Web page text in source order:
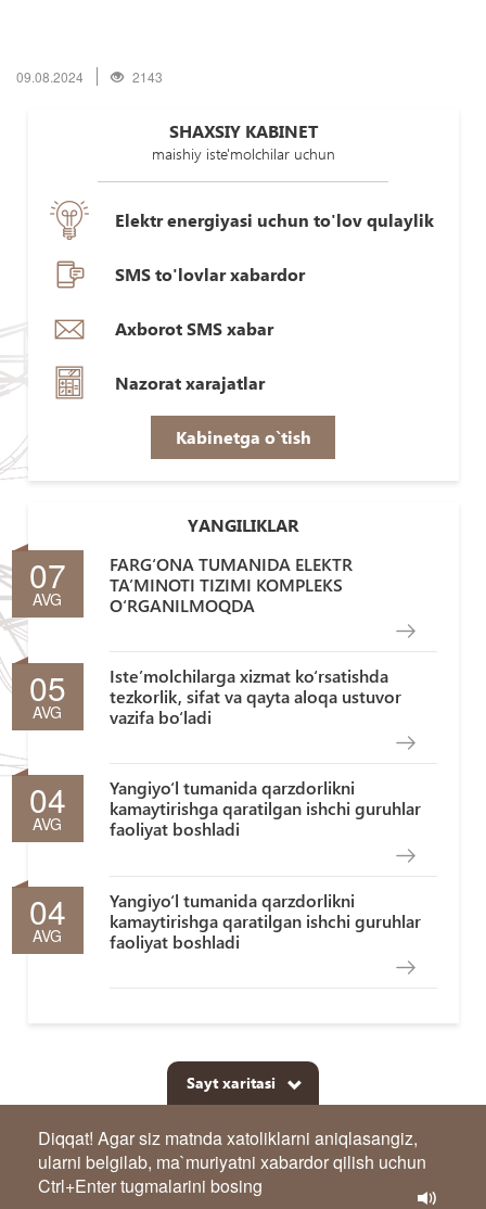
09.08.2024 2143
SHAXSIY KABINET
maishiy iste'molchilar uchun
Elektr energiyasi uchun to'lov qulaylik
SMS to'lovlar xabardor
Axborot SMS xabar
Nazorat xarajatlar
Kabinetga o`tish
YANGILIKLAR
07
AVG
FARG‘ONA TUMANIDA ELEKTR
TA’MINOTI TIZIMI KOMPLEKS
O‘RGANILMOQDA
05
AVG
Iste’molchilarga xizmat ko‘rsatishda
tezkorlik, sifat va qayta aloqa ustuvor
vazifa bo‘ladi
04
AVG
Yangiyo‘l tumanida qarzdorlikni
kamaytirishga qaratilgan ishchi guruhlar
faoliyat boshladi
04
AVG
Yangiyo‘l tumanida qarzdorlikni
kamaytirishga qaratilgan ishchi guruhlar
faoliyat boshladi
Sayt xaritasi
Diqqat! Agar siz matnda xatoliklarni aniqlasangiz,
ularni belgilab, ma`muriyatni xabardor qilish uchun
Ctrl+Enter tugmalarini bosing